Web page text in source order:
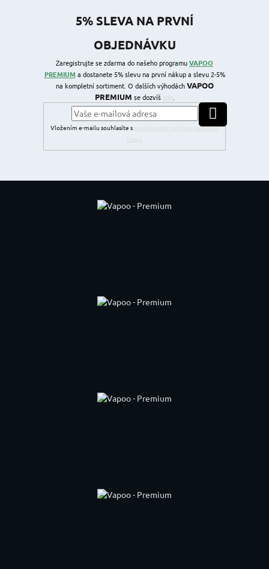
5% SLEVA NA PRVNÍ
OBJEDNÁVKU
Zaregistrujte se zdarma do našeho programuVAPOO
PREMIUM a dostanete 5% slevu na první nákup a slevu 2-5%
na kompletní sortiment. O dalších výhodáchVAPOO
PREMIUM se dozvíš
Vložením e-mailu souhlasíte s
podmínkami ochrany osobních